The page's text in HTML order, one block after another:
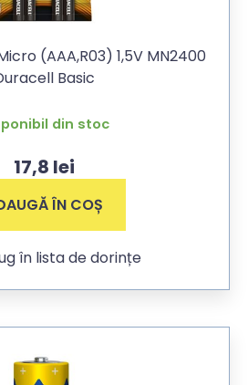
(AAA,R03) 1,5V MN2400
Basic
din stoc
17,8 lei
ÎN COȘ
în lista de dorințe